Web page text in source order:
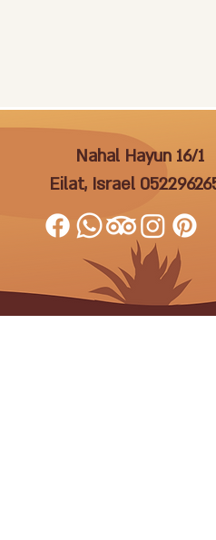
Nahal Hayun 16/1
Eilat, Israel